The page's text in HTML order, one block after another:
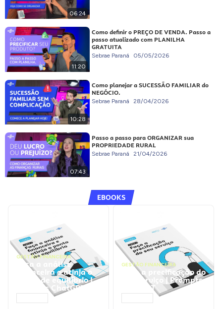
06:24
11:20
Como definir o PREÇO DE VENDA. Passo a
passo atualizado com PLANILHA
GRATUITA
Sebrae Paraná 05/05/2026
10:28
Como planejar a SUCESSÃO FAMILIAR do
NEGÓCIO.
Sebrae Paraná 28/04/2026
07:43
Passo a passo para ORGANIZAR sua
PROPRIEDADE RURAL
Sebrae Paraná 21/04/2026
EBOOKS
GESTÃO FINANCEIRA
Faça a análise
financeira e atinja o
ponto de equilíbrio |
Prompts ChatGPT
GESTÃO FINANCEIRA
Faça a precificação do
seu serviço | Prompts
ChatGPT